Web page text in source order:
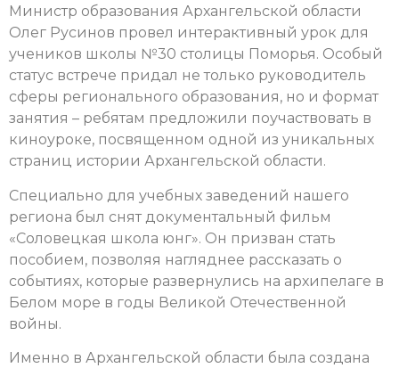
Министр образования Архангельской области
Олег Русинов провел интерактивный урок для
учеников школы №30 столицы Поморья. Особый
статус встрече придал не только руководитель
сферы регионального образования, но и формат
занятия – ребятам предложили поучаствовать в
киноуроке, посвященном одной из уникальных
страниц истории Архангельской области.
Специально для учебных заведений нашего
региона был снят документальный фильм
«Соловецкая школа юнг». Он призван стать
пособием, позволяя нагляднее рассказать о
событиях, которые развернулись на архипелаге в
Белом море в годы Великой Отечественной
войны.
Именно в Архангельской области была создана